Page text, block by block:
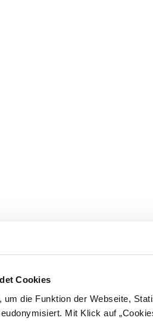
Cookies
um die Funktion der Webseite,
Mit Klick auf